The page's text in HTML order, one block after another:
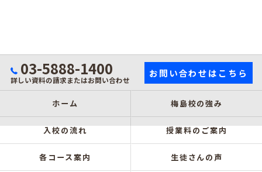
03-5888-1400
詳しい資料の請求またはお問い合わせ
お問い合わせはこちら
ホーム 梅島校の強み
入校の流れ 授業料のご案内
各コース案内 生徒さんの声